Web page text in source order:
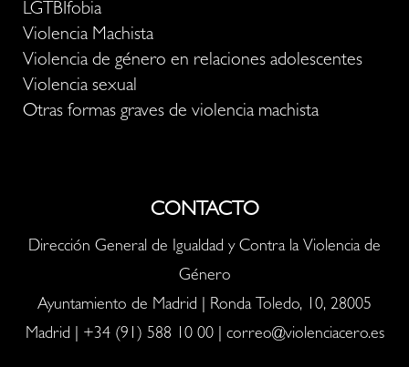
LGTBIfobia
Violencia Machista
Violencia de género en relaciones adolescentes
Violencia sexual
Otras formas graves de violencia machista
CONTACTO
Dirección General de Igualdad y Contra la Violencia de
Género
Ayuntamiento de Madrid | Ronda Toledo, 10, 28005
Madrid | +34 (91) 588 10 00| correo@violenciacero.es